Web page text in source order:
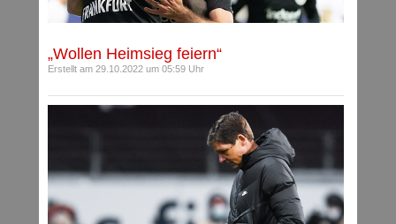
„Wollen Heimsieg feiern“
Erstellt am 29.10.2022 um 05:59 Uhr